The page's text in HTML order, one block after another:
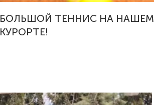
БОЛЬШОЙ ТЕННИС НА НАШЕМ
КУРОРТЕ!